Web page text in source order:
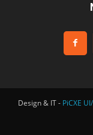
Design & IT - PiCXE